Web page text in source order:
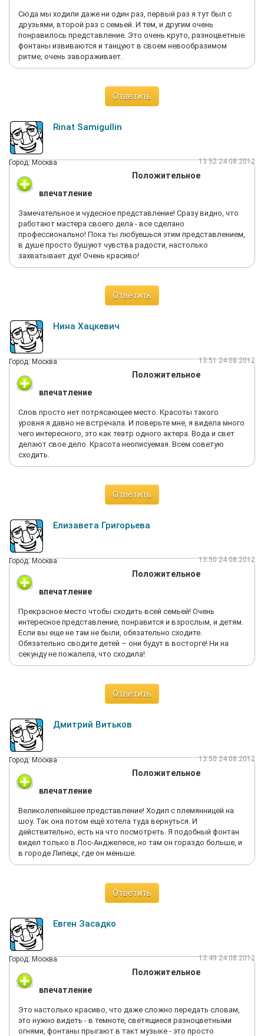
Сюда мы ходили даже ни один раз, первый раз я тут был с
друзьями, второй раз с семьей. И тем, и другим очень
понравилось представление. Это очень круто, разноцветные
фонтаны извиваются и танцуют в своем невообразимом
ритме, очень завораживает.
Ответить
Rinat Samigullin
Город: Москва 13:52 24.08.2012
Положительное
впечатление
Замечательное и чудесное представление! Сразу видно, что
работают мастера своего дела - все сделано
профессионально! Пока ты любуешься этим представлением,
в душе просто бушуют чувства радости, настолько
захватывает дух! Очень красиво!
Ответить
Нина Хацкевич
Город: Москва 13:51 24.08.2012
Положительное
впечатление
Слов просто нет потрясающее место. Красоты такого
уровня я давно не встречала. И поверьте мне, я видела много
чего интересного, это как театр одного актера. Вода и свет
делают свое дело. Красота неописуемая. Всем советую
сходить.
Ответить
Елизавета Григорьева
Город: Москва 13:50 24.08.2012
Положительное
впечатление
Прекрасное место чтобы сходить всей семьей! Очень
интересное представление, понравится и взрослым, и детям.
Если вы еще не там не были, обязательно сходите.
Обязательно сводите детей – они будут в восторге! Ни на
секунду не пожалела, что сходила!
Ответить
Дмитрий Витьков
Город: Москва 13:50 24.08.2012
Положительное
впечатление
Великолепнейшее представление! Ходил с племянницей на
шоу. Так она потом ещё хотела туда вернуться. И
действительно, есть на что посмотреть. Я подобный фонтан
видел только в Лос-Анджелесе, но там он гораздо больше, и
в городе Липецк, где он меньше.
Ответить
Евген Засадко
Город: Москва 13:49 24.08.2012
Положительное
впечатление
Это настолько красиво, что даже сложно передать словам,
это нужно видеть - в темноте, светящиеся разноцветными
огнями, фонтаны прыгают в такт музыке - это просто